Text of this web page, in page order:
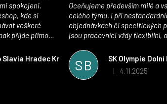
Hradec Králové z.s.
je 5 z 5 hvězdiček.
spokojeni.
kde si
veškeré
přijde přímo
tak s
záležitosti
obou stran.
SB
SK Olympie Dolní
Hodnocení
4.11.2025
Oceňujeme především milé a
celého týmu. I při
objednávkách či specifických
jsou pracovníci vždy flexibilní,
vynikající a plně odpovídá
sportovního klubu!